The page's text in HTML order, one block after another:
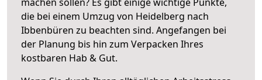
die bei einem Umzug von Heidelberg nach
Ibbenbüren zu beachten sind. Angefangen bei
der Planung bis hin zum Verpacken Ihres
kostbaren Hab & Gut.